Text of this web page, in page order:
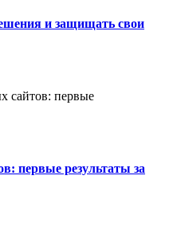
и защищать свои
первые результаты за